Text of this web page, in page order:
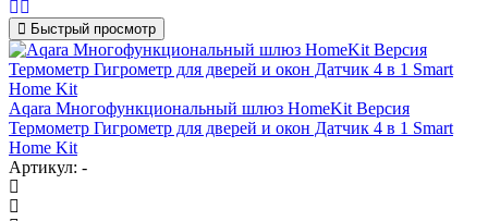
Быстрый просмотр
Aqara Многофункциональный шлюз HomeKit Версия
Термометр Гигрометр для дверей и окон Датчик 4 в 1 Smart
Home Kit
Артикул: -